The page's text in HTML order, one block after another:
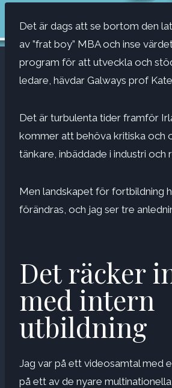
Det är dags att se bortom den
av ”frat boy” MBA och inse
program för att utveckla och
ledare, hävdar Galways prof
Det är turbulenta tider framför
kommer att behöva kritiska och
tänkare, inbäddade i industri och
Men landskapet för fortbildning
förändras, och jag ser tre
Det räcker
med intern
utbildning
Jag var på ett videosamtal med
på ett av de nyare